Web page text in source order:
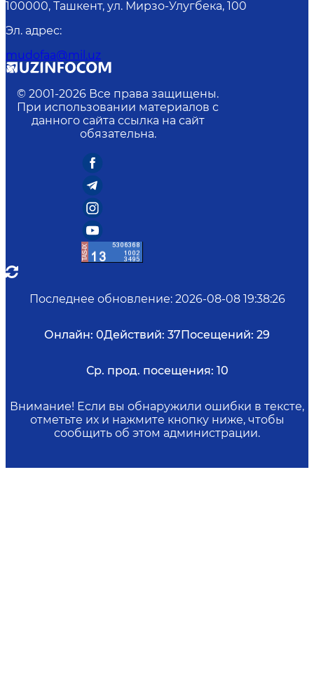
100000, Ташкент, ул. Мирзо-Улугбека, 100
Эл. адрес:
mudofaa@mil.uz
© 2001-2026 Все права защищены.
При использовании материалов с
данного сайта ссылка на сайт
обязательна.
Последнее обновление: 2026-08-08 19:38:26
Онлайн: 0Действий: 37Посещений: 29
Ср. прод. посещения: 10
Внимание! Если вы обнаружили ошибки в тексте,
отметьте их и нажмите кнопку ниже, чтобы
сообщить об этом администрации.